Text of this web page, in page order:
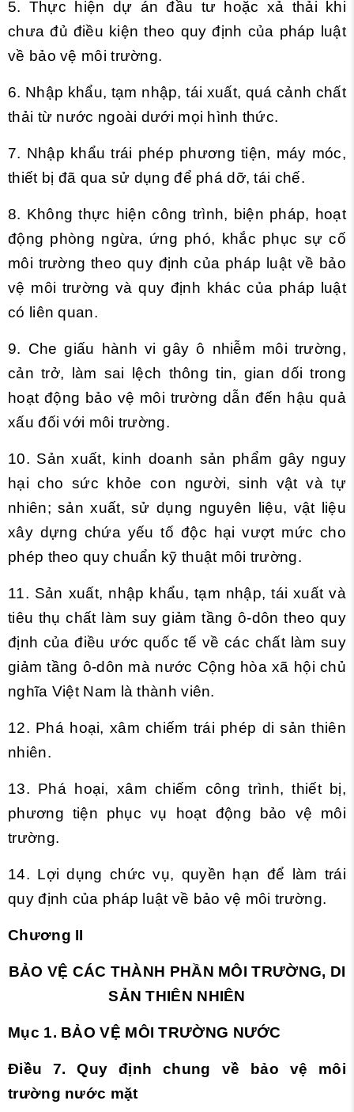
5. Thực hiện dự án đầu tư hoặc xả thải khi
chưa đủ điều kiện theo quy định của pháp luật
về bảo vệ môi trường.
6. Nhập khẩu, tạm nhập, tái xuất, quá cảnh chất
thải từ nước ngoài dưới mọi hình thức.
7. Nhập khẩu trái phép phương tiện, máy móc,
thiết bị đã qua sử dụng để phá dỡ, tái chế.
8. Không thực hiện công trình, biện pháp, hoạt
động phòng ngừa, ứng phó, khắc phục sự cố
môi trường theo quy định của pháp luật về bảo
vệ môi trường và quy định khác của pháp luật
có liên quan.
9. Che giấu hành vi gây ô nhiễm môi trường,
cản trở, làm sai lệch thông tin, gian dối trong
hoạt động bảo vệ môi trường dẫn đến hậu quả
xấu đối với môi trường.
10. Sản xuất, kinh doanh sản phẩm gây nguy
hại cho sức khỏe con người, sinh vật và tự
nhiên; sản xuất, sử dụng nguyên liệu, vật liệu
xây dựng chứa yếu tố độc hại vượt mức cho
phép theo quy chuẩn kỹ thuật môi trường.
11. Sản xuất, nhập khẩu, tạm nhập, tái xuất và
tiêu thụ chất làm suy giảm tầng ô-dôn theo quy
định của điều ước quốc tế về các chất làm suy
giảm tầng ô-dôn mà nước Cộng hòa xã hội chủ
nghĩa Việt Nam là thành viên.
12. Phá hoại, xâm chiếm trái phép di sản thiên
nhiên.
13. Phá hoại, xâm chiếm công trình, thiết bị,
phương tiện phục vụ hoạt động bảo vệ môi
trường.
14. Lợi dụng chức vụ, quyền hạn để làm trái
quy định của pháp luật về bảo vệ môi trường.
Chương II
BẢO VỆ CÁC THÀNH PHẦN MÔI TRƯỜNG, DI
SẢN THIÊN NHIÊN
Mục 1. BẢO VỆ MÔI TRƯỜNG NƯỚC
Điều 7. Quy định chung về bảo vệ môi
trường nước mặt